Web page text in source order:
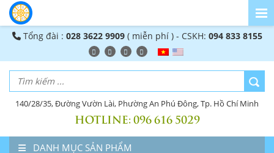
Tổng đài : 028 3622 9909( miễn phí ) - CSKH: 094 833 8155
140/28/35, Đường Vườn Lài, Phường An Phú Đông, Tp. Hồ Chí Minh
HOTLINE:096 616 5029
DANH MỤC SẢN PHẨM